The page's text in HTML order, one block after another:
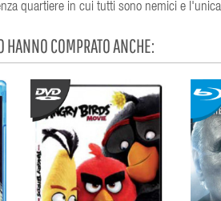
quartiere in cui tutti sono nemici e
HANNO COMPRATO ANCHE: